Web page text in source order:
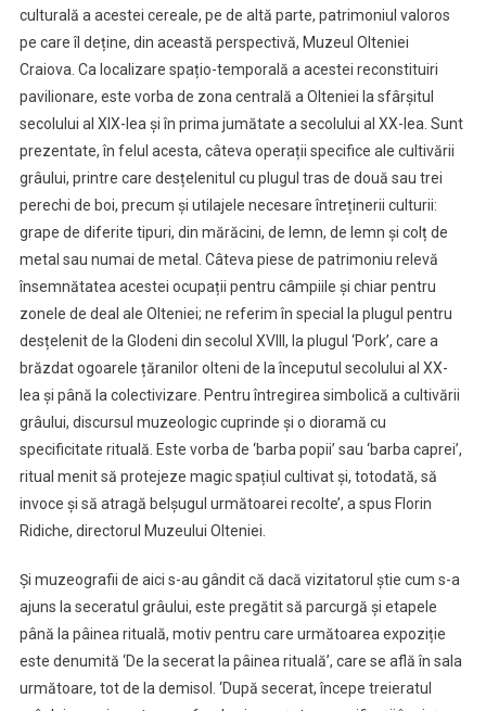
culturală a acestei cereale, pe de altă parte, patrimoniul valoros
pe care îl deține, din această perspectivă, Muzeul Olteniei
Craiova. Ca localizare spațio-temporală a acestei reconstituiri
pavilionare, este vorba de zona centrală a Olteniei la sfârșitul
secolului al XIX-lea și în prima jumătate a secolului al XX-lea. Sunt
prezentate, în felul acesta, câteva operații specifice ale cultivării
grâului, printre care desțelenitul cu plugul tras de două sau trei
perechi de boi, precum și utilajele necesare întreținerii culturii:
grape de diferite tipuri, din mărăcini, de lemn, de lemn și colț de
metal sau numai de metal. Câteva piese de patrimoniu relevă
însemnătatea acestei ocupații pentru câmpiile și chiar pentru
zonele de deal ale Olteniei; ne referim în special la plugul pentru
desțelenit de la Glodeni din secolul XVIII, la plugul ‘Pork’, care a
brăzdat ogoarele țăranilor olteni de la începutul secolului al XX-
lea și până la colectivizare. Pentru întregirea simbolică a cultivării
grâului, discursul muzeologic cuprinde și o dioramă cu
specificitate rituală. Este vorba de ‘barba popii’ sau ‘barba caprei’,
ritual menit să protejeze magic spațiul cultivat și, totodată, să
invoce și să atragă belșugul următoarei recolte’, a spus Florin
Ridiche, directorul Muzeului Olteniei.
Și muzeografii de aici s-au gândit că dacă vizitatorul știe cum s-a
ajuns la seceratul grâului, este pregătit să parcurgă și etapele
până la pâinea rituală, motiv pentru care următoarea expoziție
este denumită ‘De la secerat la pâinea rituală’, care se află în sala
următoare, tot de la demisol. ‘După secerat, începe treieratul